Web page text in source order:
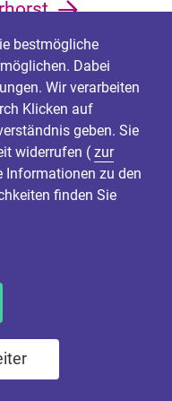
Startseite
Bildnachweise
bestmögliche
Dabei
Wir verarbeiten
Klicken auf
geben. Sie
widerrufen ( zur
Informationen zu den
finden Sie